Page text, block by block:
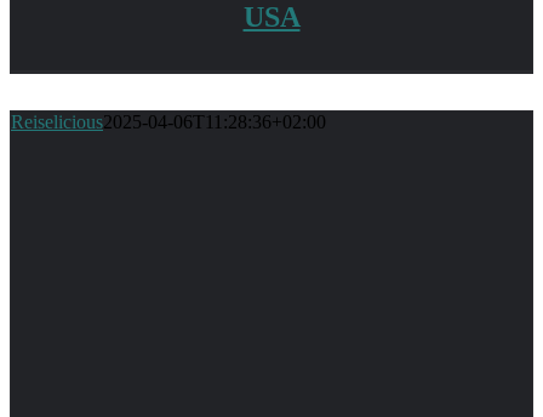
USA
Reiselicious2025-04-06T11:28:36+02:00